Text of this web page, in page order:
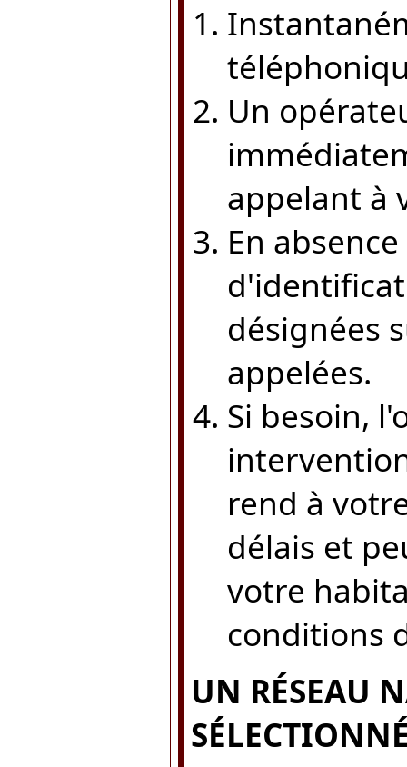
Un
appelant à
En
désignées
appelées.
Si besoin,
rend à
délais et
votre
conditions
UN RÉSEAU